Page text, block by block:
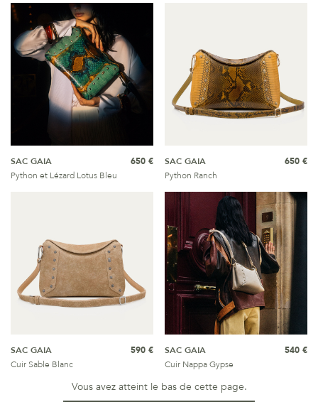
SAC GAIA
Python et Lézard Lotus Bleu
650 €
SAC GAIA
Python Ranch
650 €
SAC GAIA
Cuir Sable Blanc
590 €
SAC GAIA
Cuir Nappa Gypse
540 €
Vous avez atteint le bas de cette page.